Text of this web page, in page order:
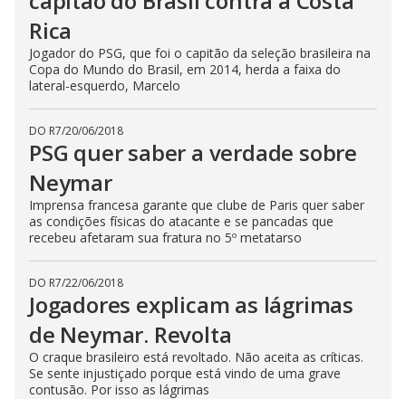
Rica
Jogador do PSG, que foi o capitão da seleção brasileira na
Copa do Mundo do Brasil, em 2014, herda a faixa do
lateral-esquerdo, Marcelo
DO R7/20/06/2018
PSG quer saber a verdade sobre
Neymar
Imprensa francesa garante que clube de Paris quer saber
as condições físicas do atacante e se pancadas que
recebeu afetaram sua fratura no 5º metatarso
DO R7/22/06/2018
Jogadores explicam as lágrimas
de Neymar. Revolta
O craque brasileiro está revoltado. Não aceita as críticas.
Se sente injustiçado porque está vindo de uma grave
contusão. Por isso as lágrimas